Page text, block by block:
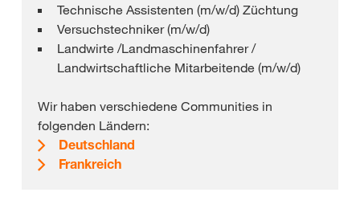
Technische Assistenten (m/w/d) Züchtung
Versuchstechniker (m/w/d)
Landwirte /Landmaschinenfahrer /
Landwirtschaftliche Mitarbeitende (m/w/d)
Wir haben verschiedene Communities in
folgenden Ländern:
Deutschland
Frankreich